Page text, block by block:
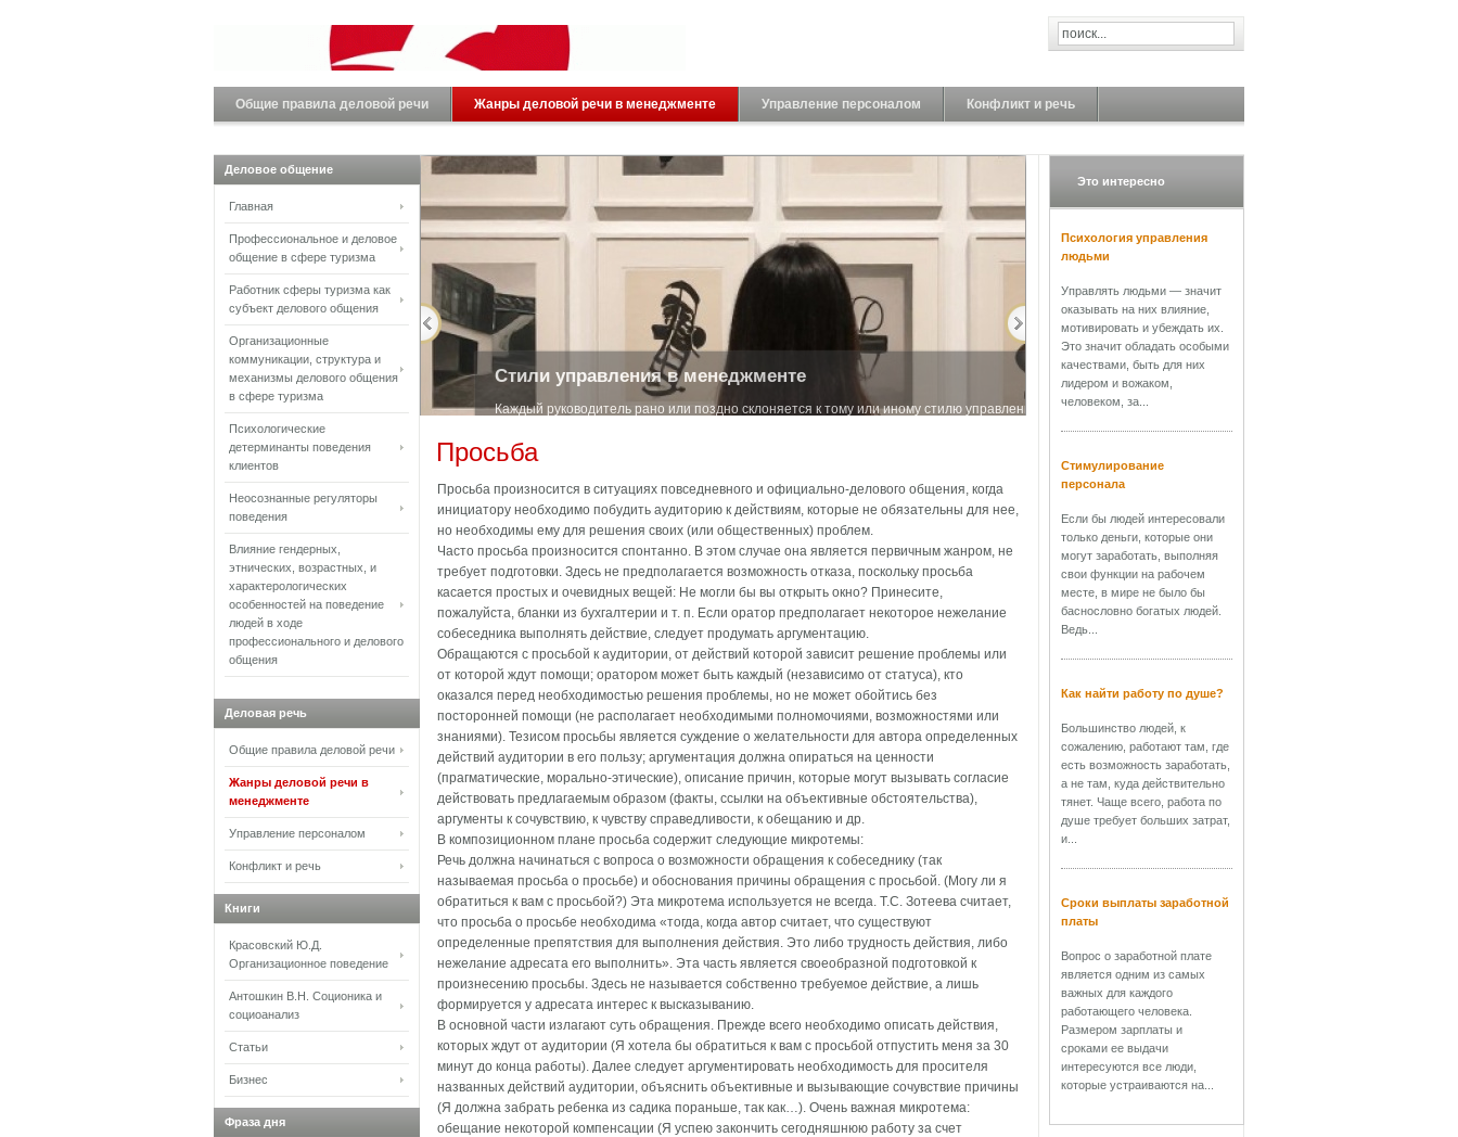
Общие правила деловой речи Жанры деловой речи в менеджменте Управление персоналом Конфликт и речь
Стили управления в менеджменте
Каждый руководитель рано или поздно склоняется к тому или иному стилю управления. В
Просьба
Просьба произносится в ситуациях повседневного и официально-делового общения, когда
инициатору необходимо побудить аудиторию к действиям, которые не обязательны для нее,
но необходимы ему для решения своих (или общественных) проблем.
Часто просьба произносится спонтанно. В этом случае она является первичным жанром, не
требует подготовки. Здесь не предполагается возможность отказа, поскольку просьба
касается простых и очевидных вещей: Не могли бы вы открыть окно? Принесите,
пожалуйста, бланки из бухгалтерии и т. п. Если оратор предполагает некоторое нежелание
собеседника выполнять действие, следует продумать аргументацию.
Обращаются с просьбой к аудитории, от действий которой зависит решение проблемы или
от которой ждут помощи; оратором может быть каждый (независимо от статуса), кто
оказался перед необходимостью решения проблемы, но не может обойтись без
посторонней помощи (не располагает необходимыми полномочиями, возможностями или
знаниями). Тезисом просьбы является суждение о желательности для автора определенных
действий аудитории в его пользу; аргументация должна опираться на ценности
(прагматические, морально-этические), описание причин, которые могут вызывать согласие
действовать предлагаемым образом (факты, ссылки на объективные обстоятельства),
аргументы к сочувствию, к чувству справедливости, к обещанию и др.
В композиционном плане просьба содержит следующие микротемы:
Речь должна начинаться с вопроса о возможности обращения к собеседнику (так
называемая просьба о просьбе) и обоснования причины обращения с просьбой. (Могу ли я
обратиться к вам с просьбой?) Эта микротема используется не всегда. Т.С. Зотеева считает,
что просьба о просьбе необходима «тогда, когда автор считает, что существуют
определенные препятствия для выполнения действия. Это либо трудность действия, либо
нежелание адресата его выполнить». Эта часть является своеобразной подготовкой к
произнесению просьбы. Здесь не называется собственно требуемое действие, а лишь
формируется у адресата интерес к высказыванию.
В основной части излагают суть обращения. Прежде всего необходимо описать действия,
которых ждут от аудитории (Я хотела бы обратиться к вам с просьбой отпустить меня за 30
минут до конца работы). Далее следует аргументировать необходимость для просителя
названных действий аудитории, объяснить объективные и вызывающие сочувствие причины
(Я должна забрать ребенка из садика пораньше, так как…). Очень важная микротема:
обещание некоторой компенсации (Я успею закончить сегодняшнюю работу за счет
Это интересно
Психология управления
людьми
Управлять людьми — значит
оказывать на них влияние,
мотивировать и убеждать их.
Это значит обладать особыми
качествами, быть для них
лидером и вожаком,
человеком, за...
Стимулирование
персонала
Если бы людей интересовали
только деньги, которые они
могут заработать, выполняя
свои функции на рабочем
месте, в мире не было бы
баснословно богатых людей.
Ведь...
Как найти работу по душе?
Большинство людей, к
сожалению, работают там, где
есть возможность заработать,
а не там, куда действительно
тянет. Чаще всего, работа по
душе требует больших затрат,
и...
Сроки выплаты заработной
платы
Вопрос о заработной плате
является одним из самых
важных для каждого
работающего человека.
Размером зарплаты и
сроками ее выдачи
интересуются все люди,
которые устраиваются на...
Деловое общение
Главная
Профессиональное и деловое
общение в сфере туризма
Работник сферы туризма как
субъект делового общения
Организационные
коммуникации, структура и
механизмы делового общения
в сфере туризма
Психологические
детерминанты поведения
клиентов
Неосознанные регуляторы
поведения
Влияние гендерных,
этнических, возрастных, и
характерологических
особенностей на поведение
людей в ходе
профессионального и делового
общения
Деловая речь
Общие правила деловой речи
Жанры деловой речи в
менеджменте
Управление персоналом
Конфликт и речь
Книги
Красовский Ю.Д.
Организационное поведение
Антошкин В.Н. Соционика и
социоанализ
Статьи
Бизнес
Фраза дня